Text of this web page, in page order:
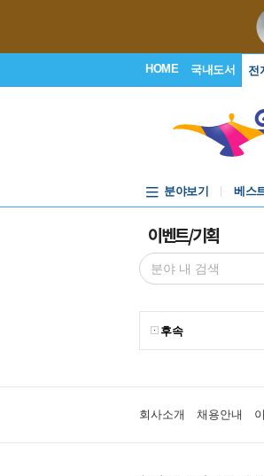
HOME 국내도서 전
분야보기 베스
이벤트/기획
후속
회사소개 채용안내